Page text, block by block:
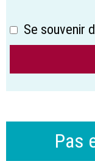
Se souvenir
Pas